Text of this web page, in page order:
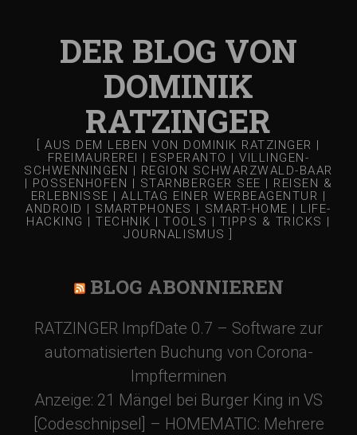
DER BLOG VON
DOMINIK
RATZINGER
[ AUS DEM LEBEN VON DOMINIK RATZINGER |
FREIMAUREREI | ESPERANTO | VILLINGEN-
SCHWENNINGEN | REGION SCHWARZWALD-BAAR
| POSSENHOFEN | STARNBERGER SEE | REISEN &
ERLEBNISSE | ALLTAG EINER WERBEAGENTUR |
ANDROID | SMARTPHONES | SMART-HOME | LIFE-
HACKING | TECHNIK | TOOLS | TIPPS & TRICKS |
JOURNALISMUS ]
BLOG ABONNIEREN
RATZINGER ImpfDate 0.7 – Software zur
automatisierten Buchung von Corona-
Impfterminen
Anzeige: 21 Mängel bei Burger King in VS
[Codeschnipsel] – HOMEMATIC: Mehrere